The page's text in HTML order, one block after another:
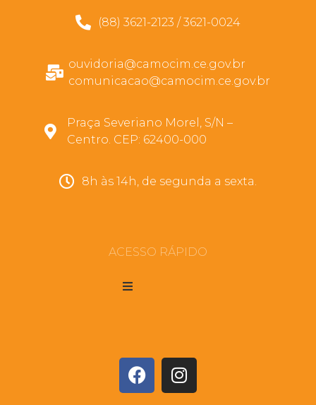
(88) 3621-2123 / 3621-0024
ouvidoria@camocim.ce.gov.br
comunicacao@camocim.ce.gov.br
Praça Severiano Morel, S/N –
Centro. CEP: 62400-000
8h às 14h, de segunda a sexta.
ACESSO RÁPIDO